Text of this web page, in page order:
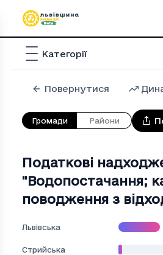
Категорії
Повернутися
Громади Райони
Податкові
"Водопостачання;
поводження з
Львівська
Стрийська